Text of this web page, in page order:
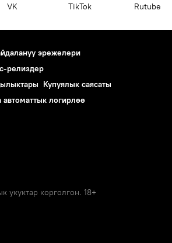
VK ТikТоk Rutube
эрежелери
релиздер
Купуялык саясаты
логирлөө
корголгон. 18+